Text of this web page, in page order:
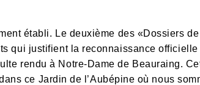
établi. Le deuxième des «Dossiers
qui justifient la reconnaissance
rendu à Notre-Dame de Beauraing.
ce Jardin de l’Aubépine où nous